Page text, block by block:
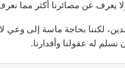
يعرف عن مصائرنا أكثر مما
لكننا بحاجة ماسة إلى وعي
له عقولنا وأقدارنا.
مودن يقدم نصائح مهمة